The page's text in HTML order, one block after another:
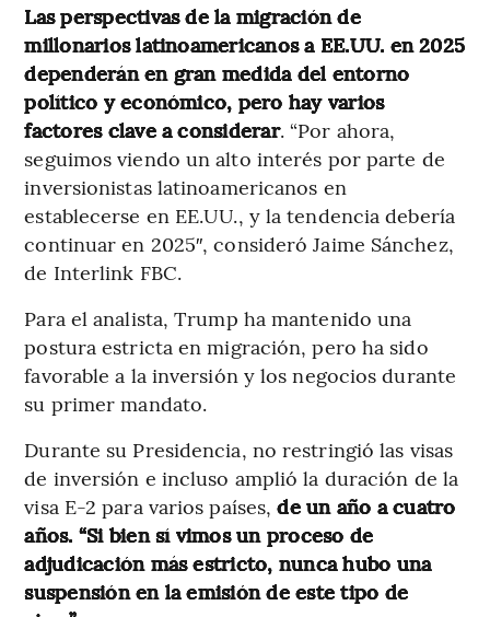
Las perspectivas de la migración de
millonarios latinoamericanos a EE.UU. en 2025
dependerán en gran medida del entorno
político y económico, pero hay varios
factores clave a considerar. “Por ahora,
seguimos viendo un alto interés por parte de
inversionistas latinoamericanos en
establecerse en EE.UU., y la tendencia debería
continuar en 2025″, consideró Jaime Sánchez,
de Interlink FBC.
Para el analista, Trump ha mantenido una
postura estricta en migración, pero ha sido
favorable a la inversión y los negocios durante
su primer mandato.
Durante su Presidencia, no restringió las visas
de inversión e incluso amplió la duración de la
visa E-2 para varios países,de un año a cuatro
años. “Si bien sí vimos un proceso de
adjudicación más estricto, nunca hubo una
suspensión en la emisión de este tipo de